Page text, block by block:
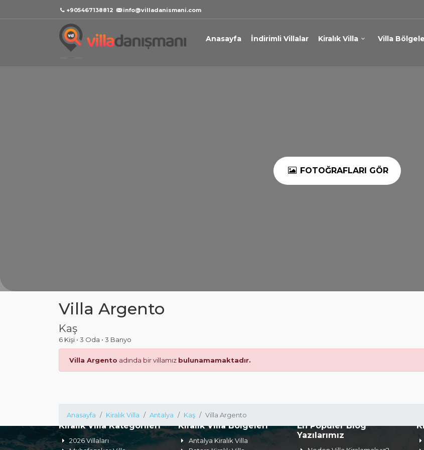
+905467138812 info@villadanismani.com
Anasayfa İndirimli Villalar Kiralık Villa Villa
FOTOĞRAFLARI GÖR
Villa Argento
Kaş
6 Kişi • 3 Oda • 3 Banyo
Villa Argento adında bir villamız bulunamamaktadır.
Anasayfa Kiralık Villa Antalya Kaş Villa Argento
Kiralık Villa Kategorileri
2026 Villaları
Kiralık Villa Bölgeleri
Antalya Kiralık Villa
En Popüler Blog
Yazılarımız